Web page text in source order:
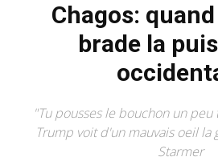
Chagos:
brade la
"Tu pousses le bouchon un
Trump voit d'un mauvais oeil
Starmer